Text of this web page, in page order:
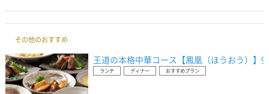
その他のおすすめ
王道の本格中華コース【鳳凰（ほうおう）】9
ランチ ディナー おすすめプラン